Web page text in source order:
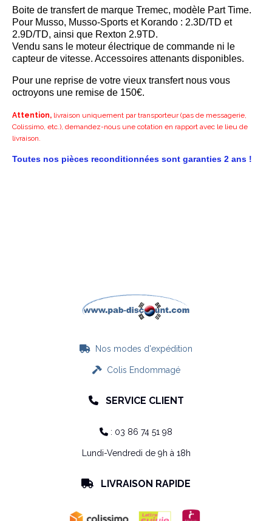
Boite de transfert de marque Tremec, modèle Part Time.
Pour Musso, Musso-Sports et Korando : 2.3D/TD et
2.9D/TD, ainsi que Rexton 2.9TD.
Vendu sans le moteur électrique de commande ni le
capteur de vitesse. Accessoires attenants disponibles.
Pour une reprise de votre vieux transfert nous vous
octroyons une remise de 150€.
Attention, livraison uniquement par transporteur (pas de messagerie,
Colissimo, etc.), demandez-nous une cotation en rapport avec le lieu de
livraison.
Toutes nos pièces reconditionnées sont garanties 2 ans !
 Nos modes d'expédition
Colis Endommagé
 SERVICE CLIENT
 : 03 86 74 51 98
Lundi-Vendredi de 9h à 18h
 LIVRAISON RAPIDE